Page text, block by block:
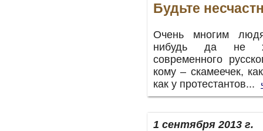
Будьте
Очень многим
нибудь да не
современного
кому – скамеечек,
как у протестантов...
1 сентября 2013 г.